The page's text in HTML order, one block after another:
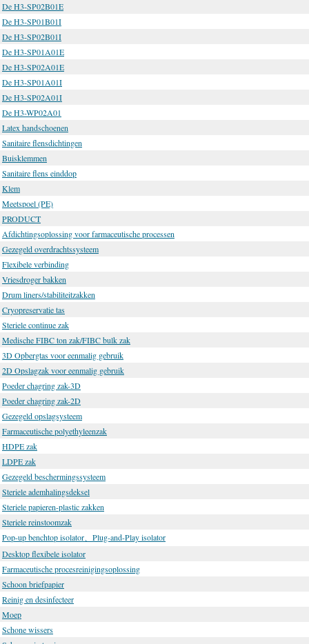
De H3-SP02B01E
De H3-SP01B01I
De H3-SP02B01I
De H3-SP01A01E
De H3-SP02A01E
De H3-SP01A01I
De H3-SP02A01I
De H3-WP02A01
Latex handschoenen
Sanitaire flensdichtingen
Buisklemmen
Sanitaire flens einddop
Klem
Meetspoel (PE)
PRODUCT
Afdichtingsoplossing voor farmaceutische processen
Gezegeld overdrachtssysteem
Flexibele verbinding
Vriesdroger bakken
Drum liners/stabiliteitzakken
Cryopreservatie tas
Steriele continue zak
Medische FIBC ton zak/FIBC bulk zak
3D Opbergtas voor eenmalig gebruik
2D Opslagzak voor eenmalig gebruik
Poeder chagring zak-3D
Poeder chagring zak-2D
Gezegeld opslagsysteem
Farmaceutische polyethyleenzak
HDPE zak
LDPE zak
Gezegeld beschermingssysteem
Steriele ademhalingsdeksel
Steriele papieren-plastic zakken
Steriele reinstoomzak
Pop-up benchtop isolator、Plug-and-Play isolator
Desktop flexibele isolator
Farmaceutische procesreinigingsoplossing
Schoon briefpapier
Reinig en desinfecteer
Moep
Schone wissers